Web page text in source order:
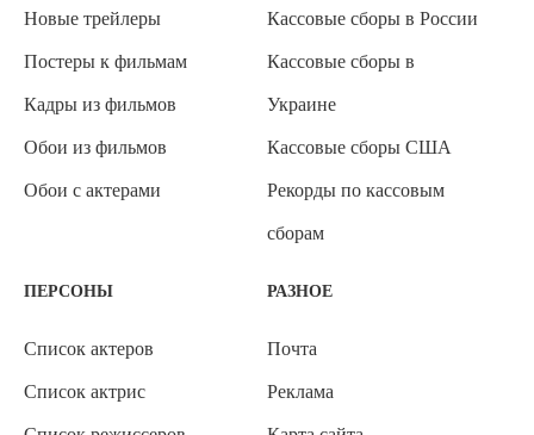
Новые трейлеры
Постеры к фильмам
Кадры из фильмов
Обои из фильмов
Обои с актерами
Кассовые сборы в России
Кассовые сборы в
Украине
Кассовые сборы США
Рекорды по кассовым
сборам
ПЕРСОНЫ
Список актеров
Список актрис
РАЗНОЕ
Почта
Реклама